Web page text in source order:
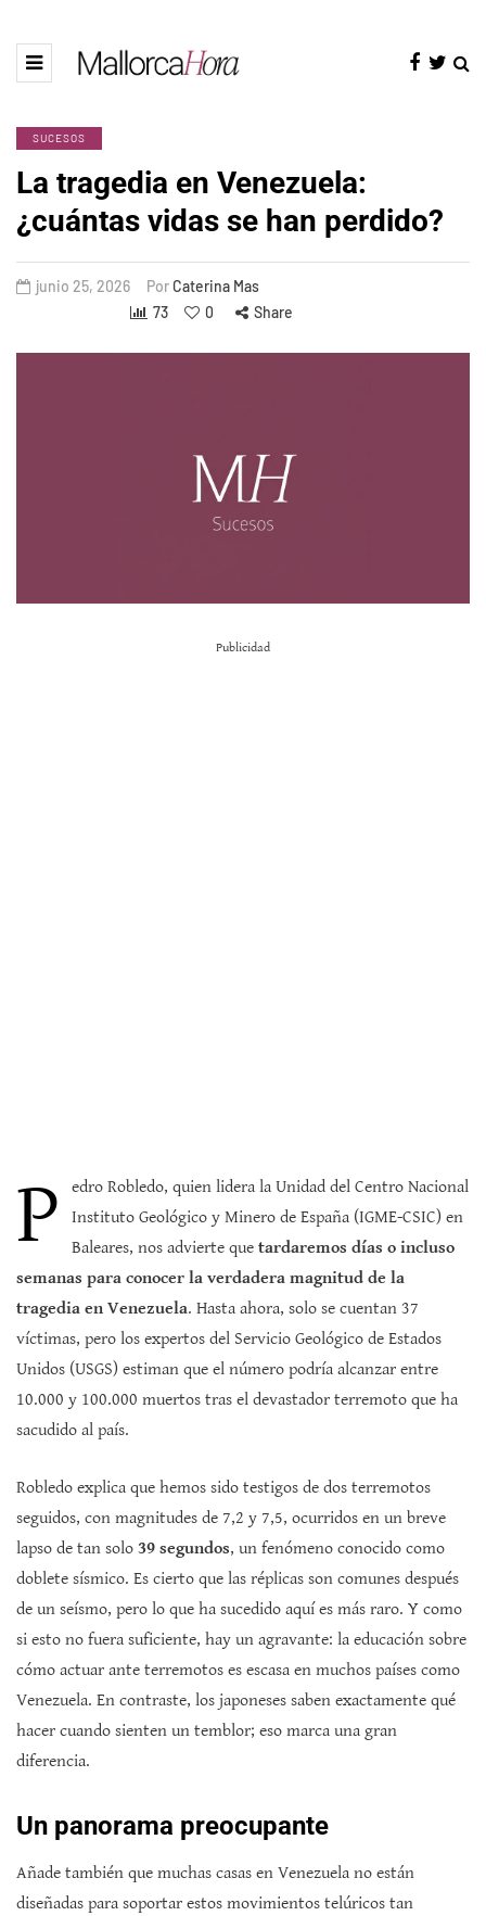
SUCESOS
La tragedia en Venezuela:
¿cuántas vidas se han perdido?
junio 25, 2026 PorCaterina Mas
73
0 Share
Publicidad
P
edro Robledo, quien lidera la Unidad del Centro Nacional
Instituto Geológico y Minero de España (IGME-CSIC) en
Baleares, nos advierte que tardaremos días o incluso
semanas para conocer la verdadera magnitud de la
tragedia en Venezuela. Hasta ahora, solo se cuentan 37
víctimas, pero los expertos del Servicio Geológico de Estados
Unidos (USGS) estiman que el número podría alcanzar entre
10.000 y 100.000 muertos tras el devastador terremoto que ha
sacudido al país.
Robledo explica que hemos sido testigos de dos terremotos
seguidos, con magnitudes de 7,2 y 7,5, ocurridos en un breve
lapso de tan solo 39 segundos, un fenómeno conocido como
doblete sísmico. Es cierto que las réplicas son comunes después
de un seísmo, pero lo que ha sucedido aquí es más raro. Y como
si esto no fuera suficiente, hay un agravante: la educación sobre
cómo actuar ante terremotos es escasa en muchos países como
Venezuela. En contraste, los japoneses saben exactamente qué
hacer cuando sienten un temblor; eso marca una gran
diferencia.
Un panorama preocupante
Añade también que muchas casas en Venezuela no están
diseñadas para soportar estos movimientos telúricos tan